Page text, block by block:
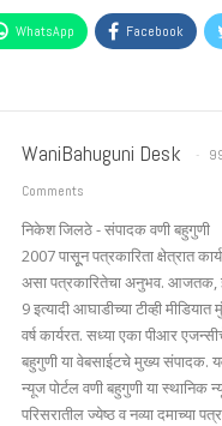
WhatsApp Facebook
WaniBahuguni Desk
Comments
निकेश जिलठे - संपादक वणी बहुगुणी
2007 पासूून पत्रकारिता क्षेत्रात
असा पत्रकारितेचा अनुभव. आजतक,
9 इत्यादी आघाडीच्या टीव्ही
वर्ष कार्यरत. सध्या एका पीआर
बहुगुणी या वेबसाईटचे मुख्य संपादक.
न्यूज पोर्टल वणी बहुगुणी या स्थानिक
परिसरातील ज्येष्ठ व नव्या दमाच्या